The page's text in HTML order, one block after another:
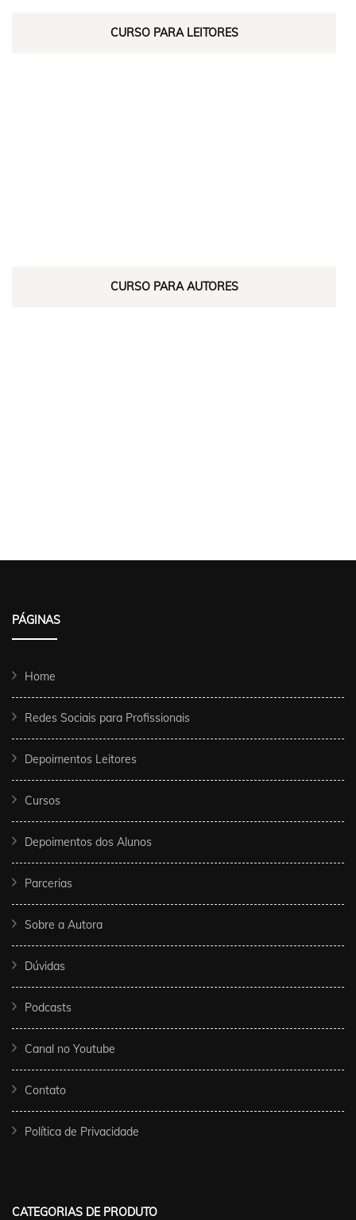
CURSO PARA LEITORES
CURSO PARA AUTORES
PÁGINAS
Home
Redes Sociais para Profissionais
Depoimentos Leitores
Cursos
Depoimentos dos Alunos
Parcerias
Sobre a Autora
Dúvidas
Podcasts
Canal no Youtube
Contato
Política de Privacidade
CATEGORIAS DE PRODUTO